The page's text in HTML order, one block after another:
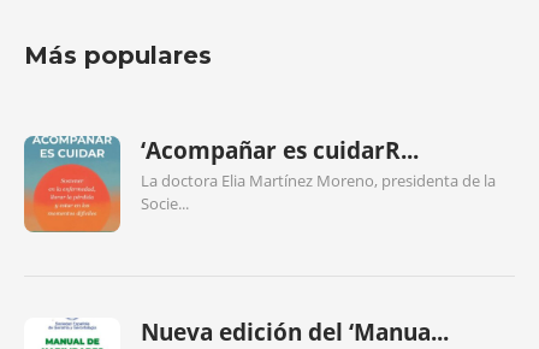
Más populares
‘Acompañar es cuidarR...
La doctora Elia Martínez Moreno, presidenta de la
Socie...
Nueva edición del ‘Manua...